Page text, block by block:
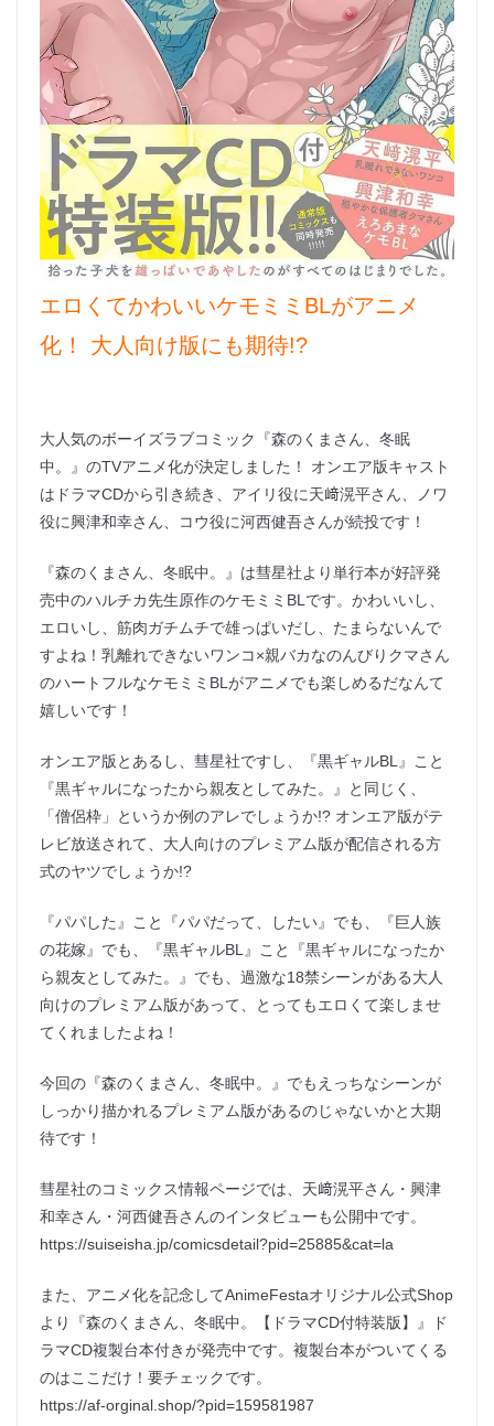
エロくてかわいいケモミミBLがアニメ
化！ 大人向け版にも期待!?
大人気のボーイズラブコミック『森のくまさん、冬眠
中。』のTVアニメ化が決定しました！ オンエア版キャスト
はドラマCDから引き続き、アイリ役に天﨑滉平さん、ノワ
役に興津和幸さん、コウ役に河西健吾さんが続投です！
『森のくまさん、冬眠中。』は彗星社より単行本が好評発
売中のハルチカ先生原作のケモミミBLです。かわいいし、
エロいし、筋肉ガチムチで雄っぱいだし、たまらないんで
すよね！乳離れできないワンコ×親バカなのんびりクマさん
のハートフルなケモミミBLがアニメでも楽しめるだなんて
嬉しいです！
オンエア版とあるし、彗星社ですし、『黒ギャルBL』こと
『​黒ギャルになったから親友としてみた。』と同じく、
「僧侶枠」というか例のアレでしょうか!? オンエア版がテ
レビ放送されて、大人向けのプレミアム版が配信される方
式のヤツでしょうか!?
『パパした』こと『パパだって、したい』でも、『巨人族
の花嫁』でも、『黒ギャルBL』こと『​黒ギャルになったか
ら親友としてみた。』でも、過激な18禁シーンがある大人
向けのプレミアム版があって、とってもエロくて楽しませ
てくれましたよね！
今回の『森のくまさん、冬眠中。』でもえっちなシーンが
しっかり描かれるプレミアム版があるのじゃないかと大期
待です！
​彗星社のコミックス情報ページでは、天﨑滉平さん・興津
和幸さん・河西健吾さんのインタビューも公開中です。
https://suiseisha.jp/comicsdetail?pid=25885&cat=la
​また、アニメ化を記念してAnimeFestaオリジナル公式Shop
より『森のくまさん、冬眠中。【ドラマCD付特装版】』ド
ラマCD複製台本付きが発売中です。複製台本がついてくる
のはここだけ！要チェックです。
https://af-orginal.shop/?pid=159581987